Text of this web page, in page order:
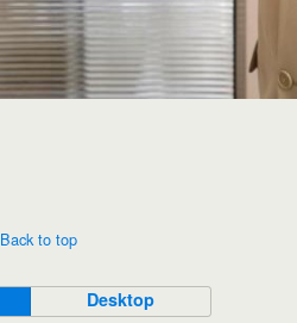
Back to top
Desktop